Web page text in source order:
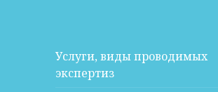
Услуги, виды проводимых
экспертиз